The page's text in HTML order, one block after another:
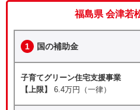
福島県 会津若
1 国の補助金
子育てグリーン住宅支援事業
【上限】
6.4万円（一律）